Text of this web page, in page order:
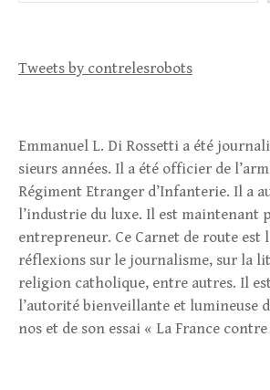
Tweets by contrelesrobots
Emma­nuel L. Di Ros­setti a été
sieurs années. Il a été offi­cier de
Régiment Etranger d’Infanterie. Il a
l’industrie du luxe. Il est maintenant
entrepreneur. Ce Car­net de route est
réflexions sur le jour­na­lisme, sur la
reli­gion catho­lique, entre autres. Il
l’autorité bien­veillante et lumi­neuse
nos et de son essai « La France